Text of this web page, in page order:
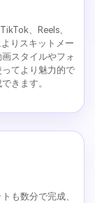
、Reels、
りスキットメー
スタイルやフォ
てより魅力的で
きます。
も数分で完成、